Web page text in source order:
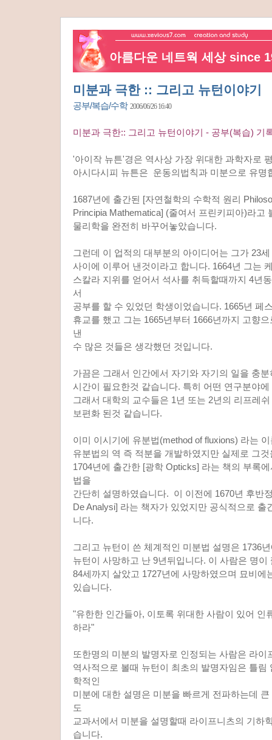
아름다운 네트웍 세상 since
미분과 극한 :: 그리고 뉴턴이야기
공부/복습/수학 2006/06/26 16:40
미분과 극한:: 그리고 뉴턴이야기 - 공부(복습) 기
'아이작 뉴튼'경은 역사상 가장 위대한 과학자로
아시다시피 뉴튼은 운동의법칙과 미분으로 유명
1687년에 출간된 [자연철학의 수학적 원리
Principia Mathematica] (줄여서 프린키피아)라고
물리학을 완전히 바꾸어놓았습니다.
그런데 이 업적의 대부분의 아이디어는 그가 23
사이에 이루어 낸것이라고 합니다. 1664년 그는
스칼라 지위를 얻어서 석사를 취득할때까지 4년
서
공부를 할 수 있었던 학생이었습니다. 1665년 페
휴교를 했고 그는 1665년부터 1666년까지 고향
낸
수 많은 것들은 생각했던 것입니다.
가끔은 그래서 인간에서 자기와 자기의 일을 충
시간이 필요한것 같습니다. 특히 어떤 연구분야
그래서 대학의 교수들은 1년 또는 2년의 리프레
보편화 된것 같습니다.
이미 이시기에 유분법(method of fluxions) 라는
유분법의 역 즉 적분을 개발하였지만 실제로 그
1704년에 출간한 [광학 Opticks] 라는 책의 부록
법을
간단히 설명하였습니다. 이 이전에 1670년 후반
De Analysi] 라는 책자가 있었지만 공식적으로 출
니다.
그리고 뉴턴이 쓴 체계적인 미분법 설명은 1736
뉴턴이 사망하고 난 9년뒤입니다. 이 사람은 명이
84세까지 살았고 1727년에 사망하였으며 묘비에
있습니다.
"유한한 인간들아, 이토록 위대한 사람이 있어 인
하라"
또한명의 미분의 발명자로 인정되는 사람은 라이
역사적으로 볼때 뉴턴이 최초의 발명자임은 틀림
학적인
미분에 대한 설명은 미분을 빠르게 전파하는데
도
교과서에서 미분을 설명할때 라이프니츠의 기하
습니다.